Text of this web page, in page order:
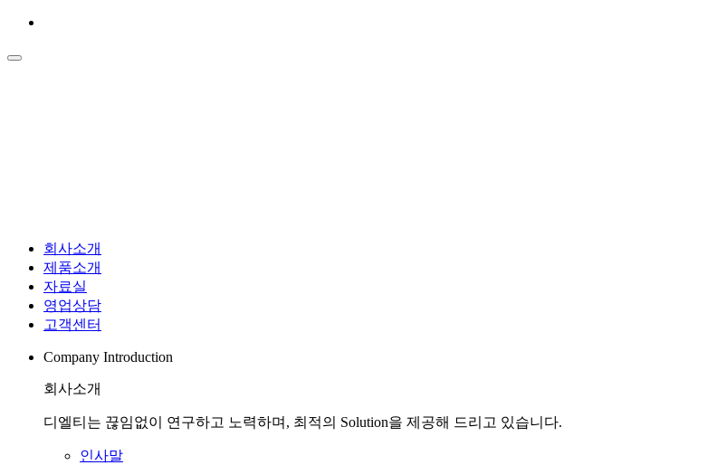
회사소개
제품소개
자료실
영업상담
고객센터
Company Introduction
회사소개
디엘티는 끊임없이 연구하고 노력하며, 최적의 Solution을 제공해 드리고 있습니다.
인사말